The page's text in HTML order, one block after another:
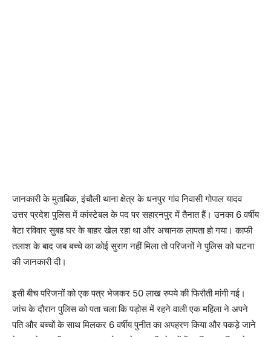
जानकारी के मुताबिक, इंचौली थाना क्षेत्र के धनपुर गांव निवासी गोपाल यादव
उत्तर प्रदेश पुलिस में कांस्टेबल के पद पर सहारनपुर में तैनात हैं। उनका 6 वर्षीय
बेटा रविवार सुबह घर के बाहर खेल रहा था और अचानक लापता हो गया। काफी
तलाश के बाद जब बच्चे का कोई सुराग नहीं मिला तो परिजनों ने पुलिस को घटना
की जानकारी दी।
इसी बीच परिजनों को एक पत्र भेजकर 50 लाख रुपये की फिरौती मांगी गई।
जांच के दौरान पुलिस को पता चला कि पड़ोस में रहने वाली एक महिला ने अपने
पति और बच्चों के साथ मिलकर 6 वर्षीय पुनीत का अपहरण किया और पकड़े जाने